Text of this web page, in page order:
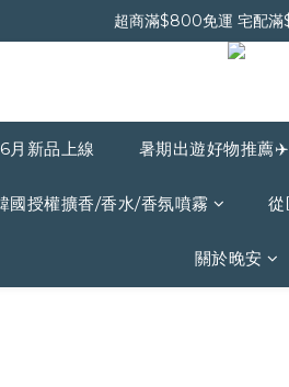
晚安會員新上線｜新會
晚安會員新上線｜新會
6月新品上線 暑期出遊好物推薦✈️
國授權擴香/香水/香氛噴霧 從
關於晚安